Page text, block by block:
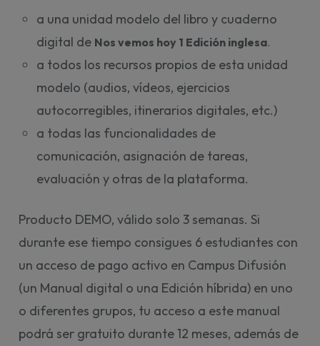
a una unidad modelo del libro y cuaderno
digital de Nos vemos hoy 1 Edición inglesa.
a todos los recursos propios de esta unidad
modelo (audios, vídeos, ejercicios
autocorregibles, itinerarios digitales, etc.)
a todas las funcionalidades de
comunicación, asignación de tareas,
evaluación y otras de la plataforma.
Producto DEMO, válido solo 3 semanas. Si
durante ese tiempo consigues 6 estudiantes con
un acceso de pago activo en Campus Difusión
(un Manual digital o una Edición híbrida) en uno
o diferentes grupos, tu acceso a este manual
podrá ser gratuito durante 12 meses, además de